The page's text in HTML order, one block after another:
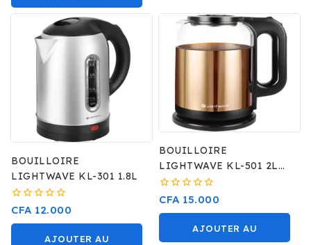
PANIER
BOUILLOIRE
LIGHTWAVE KL-301 1.8L
0
5
CFA 12.000
AJOUTER AU
BOUILLOIRE
LIGHTWAVE KL-501 2L
+GLASS
0
5
CFA 15.000
AJOUTER AU